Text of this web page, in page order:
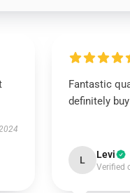
Fantastic
definitely
L Levi
Verified